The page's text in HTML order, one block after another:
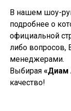
В нашем шоу-
подробнее о
официальной
либо вопросов,
менеджерами.
Выбирая «Диам
качество!